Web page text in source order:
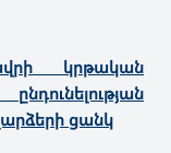
կրթական
ցանկ